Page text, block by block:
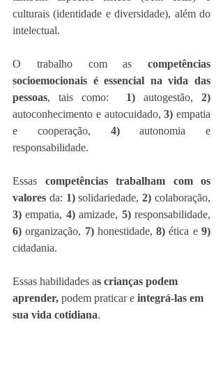
culturais (identidade e diversidade), além do
intelectual.
O trabalho com as competências
socioemocionais é essencial na vida das
pessoas, tais como: 1) autogestão, 2)
autoconhecimento e autocuidado, 3) empatia
e cooperação, 4) autonomia e
responsabilidade.
Essas competências trabalham com os
valores da: 1) solidariedade, 2)
3) empatia, 4) amizade, 5)
6) organização, 7) honestidade, 8) ética e 9)
cidadania.
Essas habilidades as crianças podem
aprender, podem praticar e integrá-las em
sua vida cotidiana.